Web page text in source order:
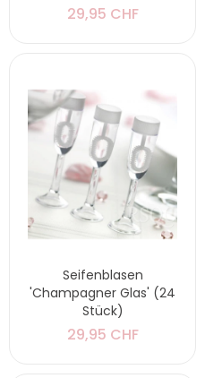
29,95 CHF
Seifenblasen
'Champagner Glas' (24
Stück)
29,95 CHF